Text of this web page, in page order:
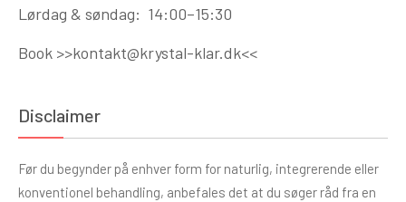
Lørdag & søndag: 14:00–15:30
Book >>kontakt@krystal-klar.dk<<
Disclaimer
Før du begynder på enhver form for naturlig, integrerende eller
konventionel behandling, anbefales det at du søger råd fra en